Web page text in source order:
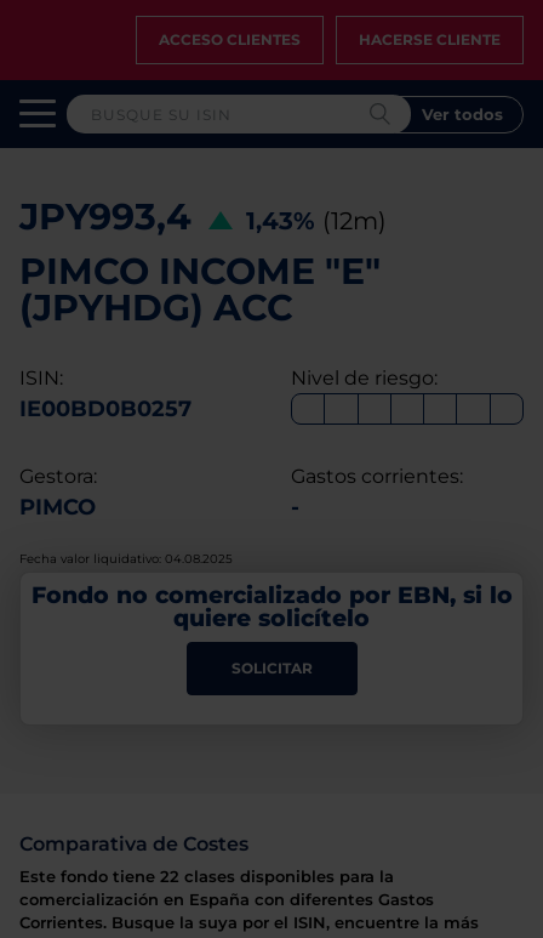
ACCESO CLIENTES HACERSE CLIENTE
Ver todos
JPY993,4 1,43% (12m)
PIMCO INCOME "E"
(JPYHDG) ACC
ISIN:
IE00BD0B0257
Nivel de riesgo:
Gestora:
PIMCO
Gastos corrientes:
-
Fecha valor liquidativo: 04.08.2025
Fondo no comercializado por EBN, si lo
quiere solicítelo
SOLICITAR
Comparativa de Costes
Este fondo tiene 22 clases disponibles para la
comercialización en España con diferentes Gastos
Corrientes. Busque la suya por el ISIN, encuentre la más